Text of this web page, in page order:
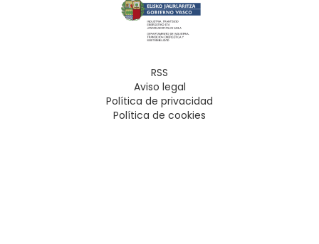
RSS
Aviso legal
Política de privacidad
Política de cookies